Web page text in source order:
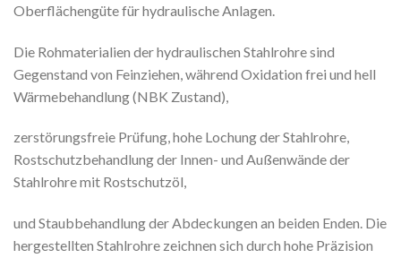
Oberflächengüte für hydraulische Anlagen.
Die Rohmaterialien der hydraulischen Stahlrohre sind
Gegenstand von Feinziehen, während Oxidation frei und hell
Wärmebehandlung (NBK Zustand),
zerstörungsfreie Prüfung, hohe Lochung der Stahlrohre,
Rostschutzbehandlung der Innen- und Außenwände der
Stahlrohre mit Rostschutzöl,
und Staubbehandlung der Abdeckungen an beiden Enden. Die
hergestellten Stahlrohre zeichnen sich durch hohe Präzision